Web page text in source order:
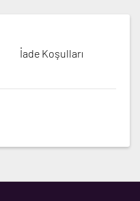
İade Koşulları